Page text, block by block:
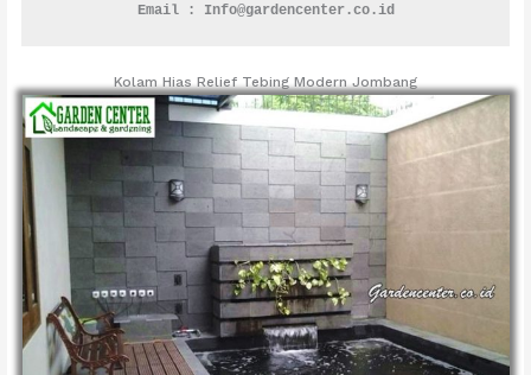
Email : Info@gardencenter.co.id
Kolam Hias Relief Tebing Modern Jombang